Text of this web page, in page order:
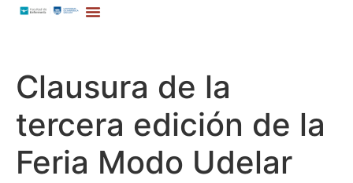
Clausura de la
tercera edición de la
Feria Modo Udelar